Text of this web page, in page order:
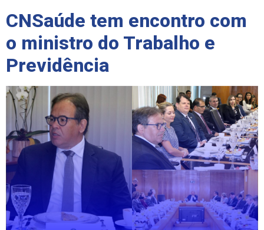
CNSaúde tem encontro com
o ministro do Trabalho e
Previdência